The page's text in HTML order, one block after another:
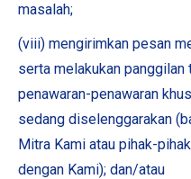
masalah;
(viii) mengirimkan pesan
serta melakukan
penawaran-penawaran
sedang diselenggarakan
Mitra Kami atau pihak-
dengan Kami); dan/atau